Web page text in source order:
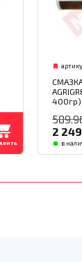
СМАЗКА
400гр)
2
в